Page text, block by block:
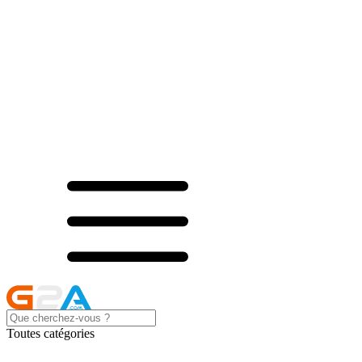
Toutes catégories